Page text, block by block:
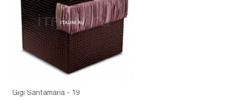
Gigi Santamaria - 19